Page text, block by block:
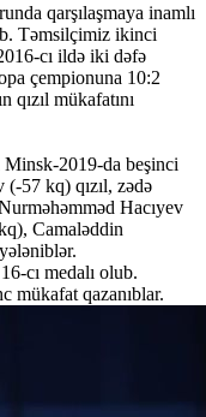
qarşılaşmaya inamlı
Təmsilçimiz ikinci
cı ildə iki dəfə
çempionuna 10:2
qızıl mükafatını
2019-da beşinci
57 kq) qızıl, zədə
Hacıyev
Camaləddin
cı medalı olub.
mükafat qazanıblar.